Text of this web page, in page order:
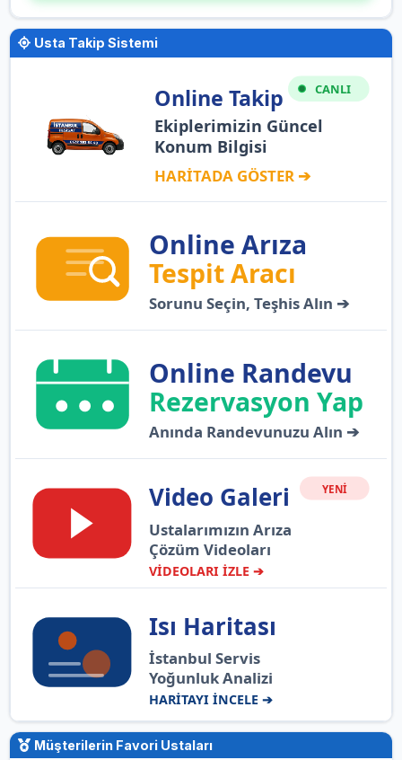
Usta Takip Sistemi
CANLI
Online Takip
Ekiplerimizin Güncel
Konum Bilgisi
HARİTADA GÖSTER ➔
Online Arıza
Tespit Aracı
Sorunu Seçin, Teşhis Alın ➔
Online Randevu
Rezervasyon Yap
Anında Randevunuzu Alın ➔
Video Galeri YENİ
Ustalarımızın Arıza
Çözüm Videoları
VİDEOLARI İZLE ➔
Isı Haritası
İstanbul Servis
Yoğunluk Analizi
HARİTAYI İNCELE ➔
Müşterilerin Favori Ustaları